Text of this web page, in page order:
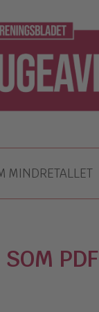
MINDRETALLET
PDF